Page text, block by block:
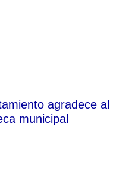
agradece
municipal